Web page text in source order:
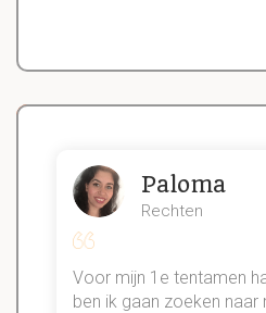
Paloma
Rechten
Voor mijn 1e tentamen
ben ik gaan zoeken